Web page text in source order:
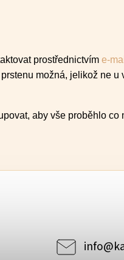
prostřednictvím e-
možná, jelikož ne
aby vše proběhlo co
info@